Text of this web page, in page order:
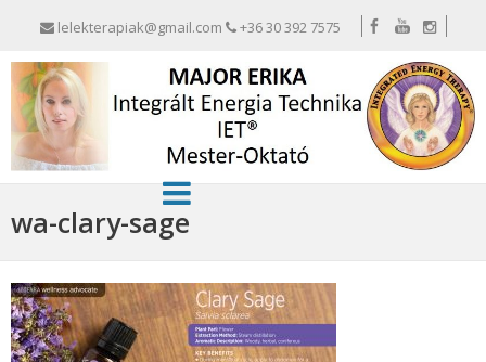
lelekterapiak@gmail.com +36 30 392 7575
wa-clary-sage